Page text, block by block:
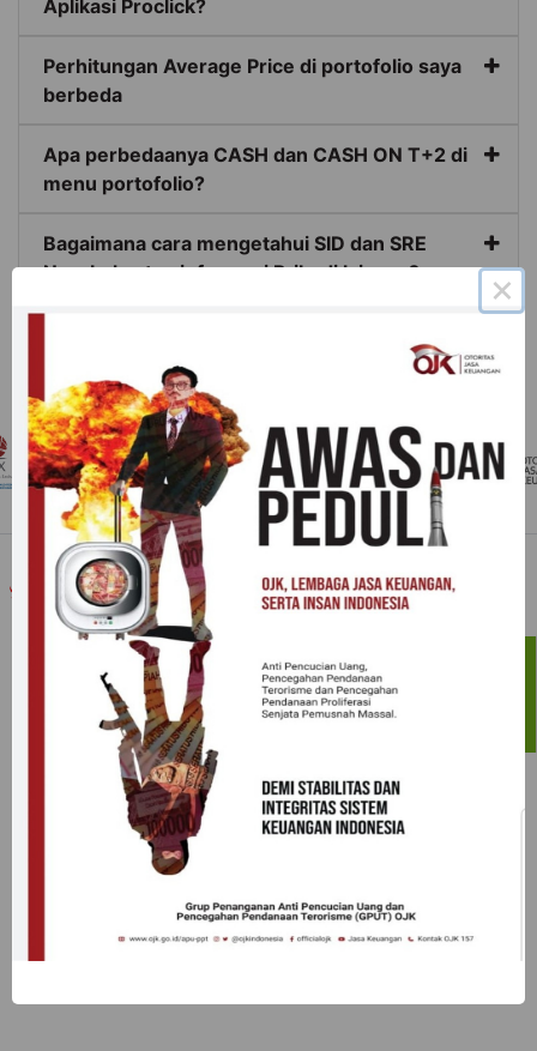
Aplikasi Proclick?
Perhitungan Average Price di portofolio saya
berbeda
Apa perbedaanya CASH dan CASH ON T+2 di
menu portofolio?
Bagaimana cara mengetahui SID dan SRE
Nasabah, atau informasi Pribadi lainnya?
PT. Profindo Sekuritas Indonesia is part a group
engaged in CPO Plantation, Coal, Property, Retail and
Distribution. Established in 1990, PT. Profindo
Sekuritas Indonesia is subsidiary of the PT Profindo
Asia Investama an investment or private equity arm of
oleh Otoritas Jasa Keuangan.
×